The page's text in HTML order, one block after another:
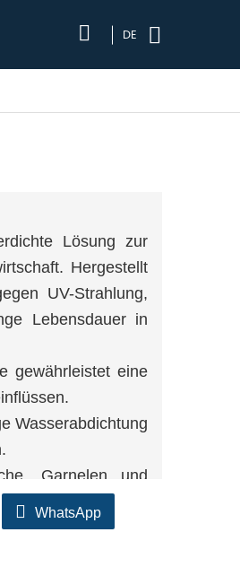
DE
Lösung zur
Hergestellt
UV-Strahlung,
Lebensdauer in
gewährleistet eine
Wasserabdichtung
Garnelen und
Abmessungen für
WhatsApp